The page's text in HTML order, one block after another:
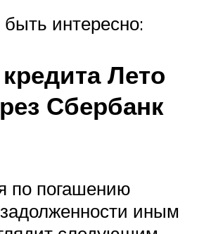
интересно:
Лето
Сбербанк
по погашению
иным